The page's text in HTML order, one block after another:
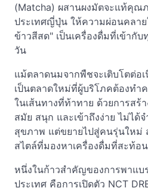
(Matcha) ผสานผงมัตจะแท้คุณ
ประเทศญี่ปุ่น ให้ความผ่อนคลา
ข้าวสีสด" เป็นเครื่องดื่มที่เข้ากั
วัน
แม้ตลาดนมจากพืชจะเติบโตต่อ
เป็นตลาดใหม่ที่ผู้บริโภคต้องทำ
ในเส้นทางที่ท้าทาย ด้วยการส
สมัย สนุก และเข้าถึงง่าย ไม่ได้
สุขภาพ แต่ขยายไปสู่คนรุ่นใหม่
สไตล์ที่มองหาเครื่องดื่มที่สะท้อ
หนึ่งในก้าวสำคัญของการพาแบ
ประเทศ คือการเปิดตัว NCT